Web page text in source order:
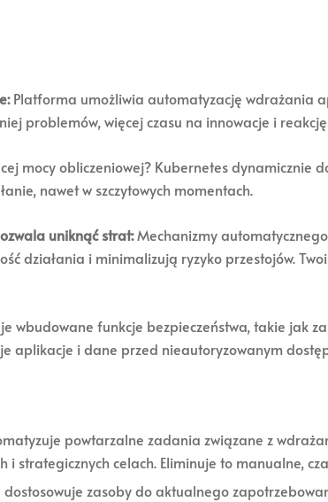
Platforma umożliwia automatyzację wdrażania
problemów, więcej czasu na innowacje i
mocy obliczeniowej? Kubernetes dynamicznie
nawet w szczytowych momentach.
uniknąć strat:Mechanizmy
działania i minimalizują ryzyko przestojów.
wbudowane funkcje bezpieczeństwa, takie jak
aplikacje i dane przed nieautoryzowanym
powtarzalne zadania związane z
i strategicznych celach. Eliminuje to manualne,
zasoby do aktualnego